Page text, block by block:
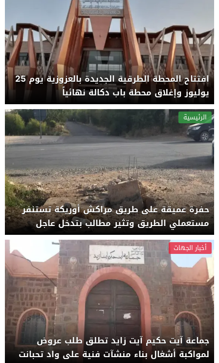
افتتاح المحطة الطرقية الجديدة بالعزوزية يوم 25
يوليوز وإغلاق محطة باب دكالة نهائياً
الرئيسية
حفرة عميقة على طريق مراكش أوريكة تستنفر
مستعملي الطريق وتثير مطالب بتدخل عاجل
أخبار الجهات
جماعة آيت حكيم آيت زايد تطلق طلب عروض
لمواكبة أشغال بناء منشآت فنية على واد تحبانت